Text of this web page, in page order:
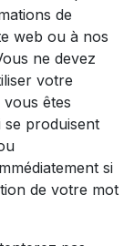
de
web ou à nos
ne devez
votre
êtes
se produisent
si
de votre mot